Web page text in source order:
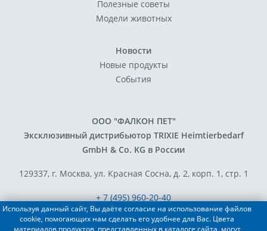
Полезные советы
Модели животных
Новости
Новые продукты
События
ООО "ФАЛКОН ПЕТ"
Эксклюзивный дистрибьютор TRIXIE Heimtierbedarf
GmbH & Co. KG в России
129337, г. Москва, ул. Красная Сосна, д. 2, корп. 1, стр. 1
+ 7 (495) 960-20-40
+ 7 (495) 122-25-18
Используя данный сайт, Вы даёте согласие на использование файлов
cookie, помогающих нам сделать его удобнее для Вас. Цвета
материалов продуктов, представленных в каталоге сайта, могут